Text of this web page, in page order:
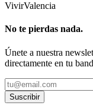
VivirValencia
No te pierdas nada.
Únete a nuestra
directamente en tu
Suscribir